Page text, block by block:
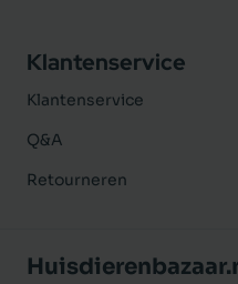
Klantenservice
Klantenservice
Q&A
Retourneren